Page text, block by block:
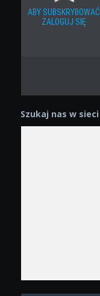
ABY SUBSKRYBOWAĆ
ZALOGUJ SIĘ
Szukaj nas w sieci